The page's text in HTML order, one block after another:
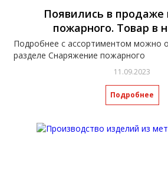
Появились в продаже
пожарного. Товар в
Подробнее с ассортиментом можно
разделе Снаряжение пожарного
11.09.2023
Подробнее